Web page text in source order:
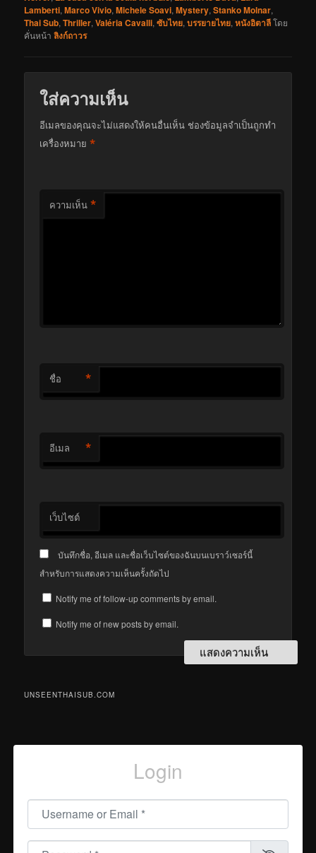
Lamberti,Marco Vivio,Michele Soavi,Mystery,Stanko Molnar,
Thai Sub,Thriller,Valéria Cavalli,ซับไทย,บรรยายไทย,หนังอิตาลีโดย
คั่นหน้าลิงก์ถาวร
ใส่ความเห็น
อีเมลของคุณจะไม่แสดงให้คนอื่นเห็น ช่องข้อมูลจำเป็นถูกทำ
เครื่องหมาย*
ความเห็น *
ชื่อ *
อีเมล *
เว็บไซต์
บันทึกชื่อ, อีเมล และชื่อเว็บไซต์ของฉันบนเบราว์เซอร์นี้
สำหรับการแสดงความเห็นครั้งถัดไป
Notify me of follow-up comments by email.
Notify me of new posts by email.
UNSEENTHAISUB.COM
Login
Username or Email
Password